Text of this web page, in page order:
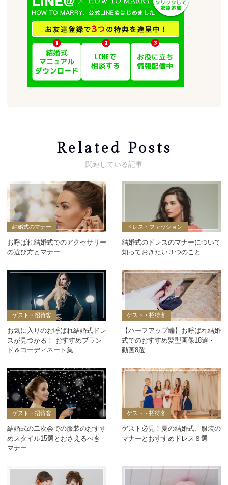
Related Posts
結婚式のマナー
お呼ばれ結婚式でのアクセサリー
の選び方とマナー
ドレス・ファッション
結婚式のドレスのマナーについて
知っておきたい３つのこと
ゲスト・招待客
お気に入りのお呼ばれ結婚式ドレ
スが見つかる！ おすすめブラン
ド＆コーディネート集
ゲスト・招待客
【ハーフアップ編】お呼ばれ結婚
式でのおすすめ髪型画像18選・
動画8選
ゲスト・招待客
結婚式の二次会での服装のおすす
めスタイル15選とおさえるべき
マナー
ゲスト・招待客
ゲスト必見！夏の結婚式、服装の
マナーとおすすめドレス８選